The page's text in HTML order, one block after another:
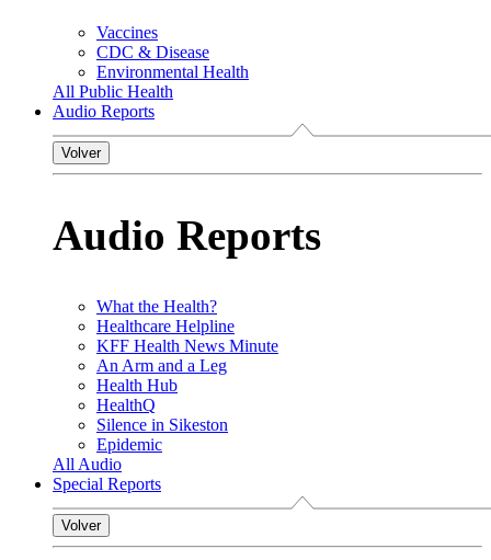
Vaccines
CDC & Disease
Environmental Health
All Public Health
Audio Reports
Volver
Audio Reports
What the Health?
Healthcare Helpline
KFF Health News Minute
An Arm and a Leg
Health Hub
HealthQ
Silence in Sikeston
Epidemic
All Audio
Special Reports
Volver